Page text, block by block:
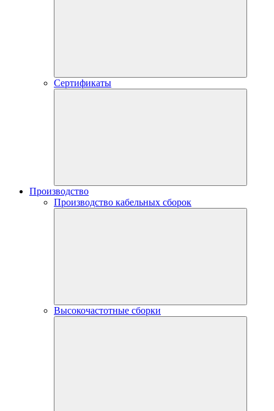
Сертификаты
Производство
Производство кабельных сборок
Высокочастотные сборки